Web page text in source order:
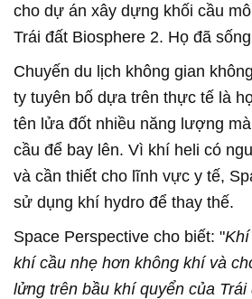
cho dự án xây dựng khối cầu
Trái đất Biosphere 2. Họ đã
Chuyến du lịch không gian
ty tuyên bố dựa trên thực tế là
tên lửa đốt nhiều năng lượng
cầu để bay lên. Vì khí heli có
và cần thiết cho lĩnh vực y tế,
sử dụng khí hydro để thay thế.
Space Perspective cho biết: "Khí
khí cầu nhẹ hơn không khí và
lửng trên bầu khí quyển của